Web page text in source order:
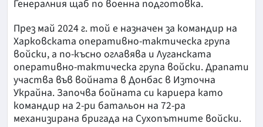
Генералния щаб по военна подготовка.
През май 2024 г. той е назначен за командир на
Харковската оперативно-тактическа група
войски, а по-късно оглавява и Луганската
оперативно-тактическа група войски. Драпати
участва във войната в Донбас в Източна
Украйна. Започва бойната си кариера като
командир на 2-ри батальон на 72-ра
механизирана бригада на Сухопътните войски.